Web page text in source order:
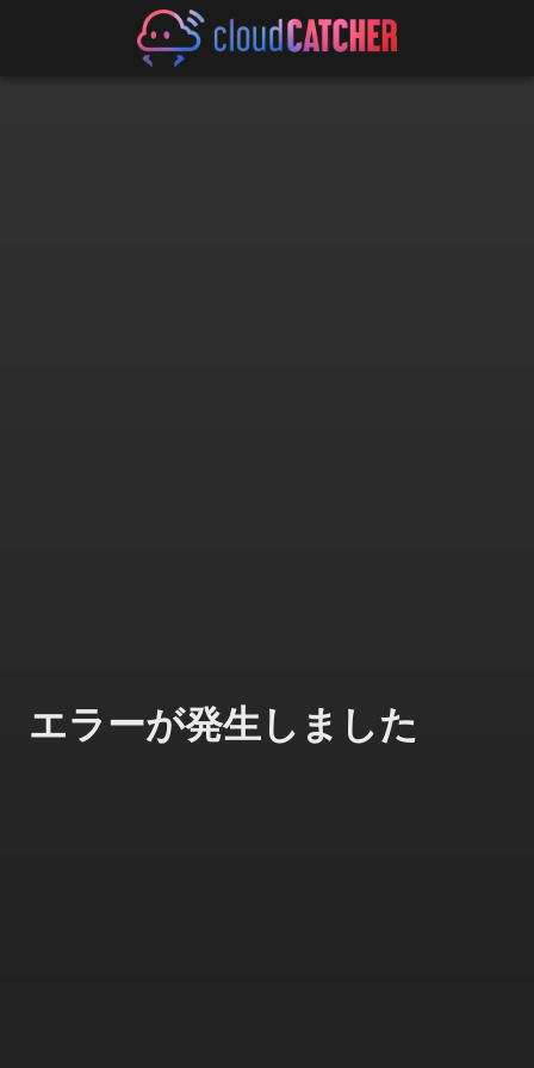
エラーが発生しました